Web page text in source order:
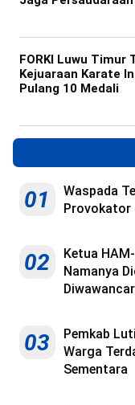
FORKI Luwu Timur
Kejuaraan Karate
Pulang 10 Medali
01
Waspada
Provokator
02
Ketua
Namanya
03
Pemkab
Warga
Sementara